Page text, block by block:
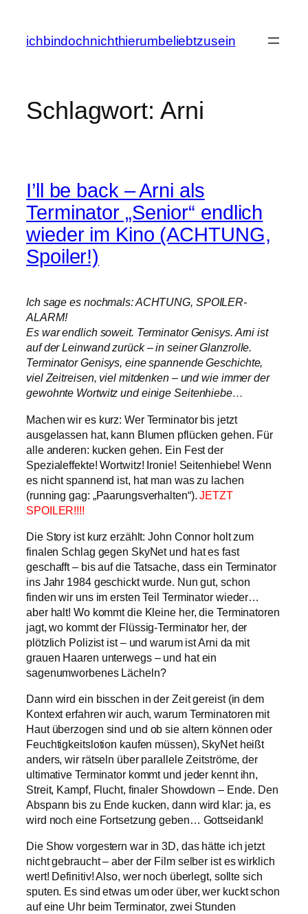
springen
ichbindochnichthierumbeliebtzusein
Schlagwort: Arni
I’ll be back – Arni als
Terminator „Senior“ endlich
wieder im Kino (ACHTUNG,
Spoiler!)
Ich sage es nochmals: ACHTUNG, SPOILER-
ALARM!
Es war endlich soweit. Terminator Genisys. Arni ist
auf der Leinwand zurück – in seiner Glanzrolle.
Terminator Genisys, eine spannende Geschichte,
viel Zeitreisen, viel mitdenken – und wie immer der
gewohnte Wortwitz und einige Seitenhiebe…
Machen wir es kurz: Wer Terminator bis jetzt
ausgelassen hat, kann Blumen pflücken gehen. Für
alle anderen: kucken gehen. Ein Fest der
Spezialeffekte! Wortwitz! Ironie! Seitenhiebe! Wenn
es nicht spannend ist, hat man was zu lachen
(running gag: „Paarungsverhalten“).JETZT
SPOILER!!!!
Die Story ist kurz erzählt: John Connor holt zum
finalen Schlag gegen SkyNet und hat es fast
geschafft – bis auf die Tatsache, dass ein Terminator
ins Jahr 1984 geschickt wurde. Nun gut, schon
finden wir uns im ersten Teil Terminator wieder…
aber halt! Wo kommt die Kleine her, die Terminatoren
jagt, wo kommt der Flüssig-Terminator her, der
plötzlich Polizist ist – und warum ist Arni da mit
grauen Haaren unterwegs – und hat ein
sagenumworbenes Lächeln?
Dann wird ein bisschen in der Zeit gereist (in dem
Kontext erfahren wir auch, warum Terminatoren mit
Haut überzogen sind und ob sie altern können oder
Feuchtigkeitslotion kaufen müssen), SkyNet heißt
anders, wir rätseln über parallele Zeitströme, der
ultimative Terminator kommt und jeder kennt ihn,
Streit, Kampf, Flucht, finaler Showdown – Ende. Den
Abspann bis zu Ende kucken, dann wird klar: ja, es
wird noch eine Fortsetzung geben… Gottseidank!
Die Show vorgestern war in 3D, das hätte ich jetzt
nicht gebraucht – aber der Film selber ist es wirklich
wert! Definitiv! Also, wer noch überlegt, sollte sich
sputen. Es sind etwas um oder über, wer kuckt schon
auf eine Uhr beim Terminator, zwei Stunden